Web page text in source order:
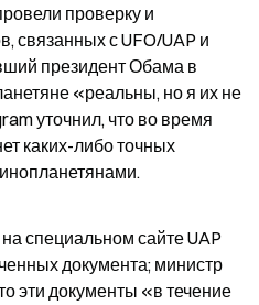
проверку и
связанных с UFO/UAP и
президент Обама в
«реальны, но я их не
уточнил, что во время
каких-либо точных
инопланетянами.
специальном сайте UAP
документа; министр
эти документы «в течение